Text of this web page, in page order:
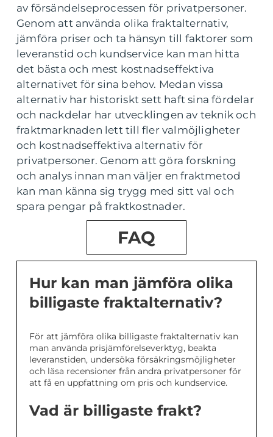
av försändelseprocessen för privatpersoner.
Genom att använda olika fraktalternativ,
jämföra priser och ta hänsyn till faktorer som
leveranstid och kundservice kan man hitta
det bästa och mest kostnadseffektiva
alternativet för sina behov. Medan vissa
alternativ har historiskt sett haft sina fördelar
och nackdelar har utvecklingen av teknik och
fraktmarknaden lett till fler valmöjligheter
och kostnadseffektiva alternativ för
privatpersoner. Genom att göra forskning
och analys innan man väljer en fraktmetod
kan man känna sig trygg med sitt val och
spara pengar på fraktkostnader.
FAQ
Hur kan man jämföra olika
billigaste fraktalternativ?
För att jämföra olika billigaste fraktalternativ kan
man använda prisjämförelseverktyg, beakta
leveranstiden, undersöka försäkringsmöjligheter
och läsa recensioner från andra privatpersoner för
att få en uppfattning om pris och kundservice.
Vad är billigaste frakt?